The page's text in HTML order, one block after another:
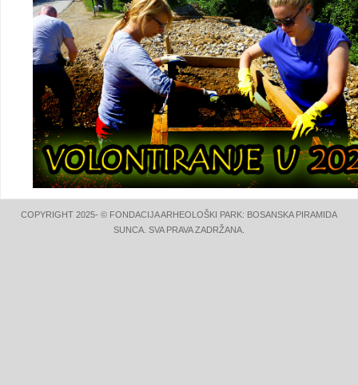
COPYRIGHT 2025- © FONDACIJA ARHEOLOŠKI PARK: BOSANSKA PIRAMIDA
SUNCA. SVA PRAVA ZADRŽANA.